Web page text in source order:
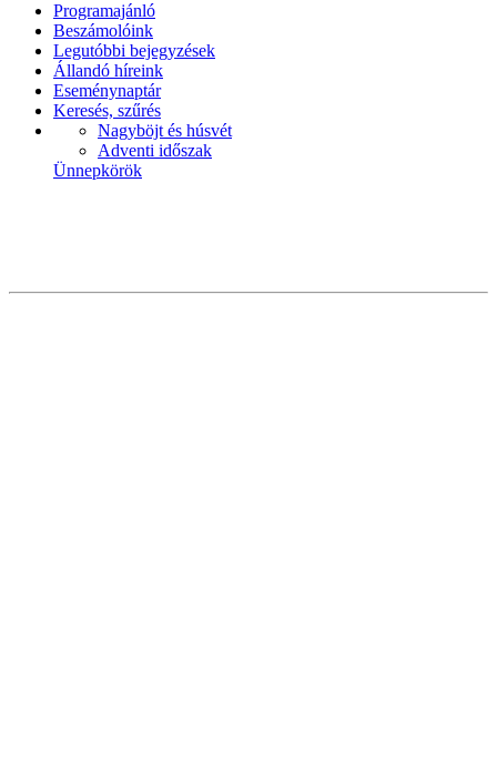
Programajánló
Beszámolóink
Legutóbbi bejegyzések
Állandó híreink
Eseménynaptár
Keresés, szűrés
Nagyböjt és húsvét
Adventi időszak
Ünnepkörök